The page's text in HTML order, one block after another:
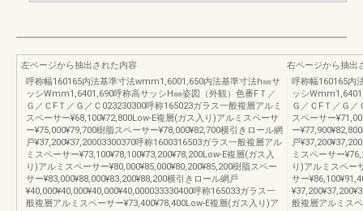
左ページから抽出された内容
呼称幅160165内法基準寸法wmm1,6001,650内法基準寸法h㎜サ
ッシWmm1,6401,690呼称高サッシH㎜姿図（外観）色番FＴ／
Ｇ／ＣFＴ／Ｇ／Ｃ023230300呼称165023ガラス一般複層アルミ
スペーサー¥68,100¥72,800Low-E複層(ガス入り)アルミスペーサ
ー¥75,000¥79,700樹脂スペーサー¥78,000¥82,700横引きロール網
戸¥37,200¥37,20003300370呼称1600316503ガラス一般複層アル
ミスペーサー¥73,100¥78,100¥73,200¥78,200Low-E複層(ガス入
り)アルミスペーサー¥80,000¥85,000¥80,200¥85,200樹脂スペー
サー¥83,000¥88,000¥83,200¥88,200横引きロール網戸
¥40,000¥40,000¥40,000¥40,000033330400呼称165033ガラス一
般複層アルミスペーサー¥73,400¥78,400Low-E複層(ガス入り)ア
右ページから抽出
呼称幅160165内
ッシ
Ｇ／ＣFＴ／Ｇ
スペーサー
ー
戸
ミスペーサー
り)アルミスペー
サー
般複層アルミス